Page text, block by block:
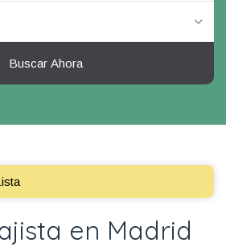
Buscar Ahora
en Madrid